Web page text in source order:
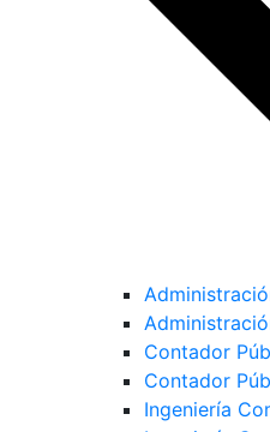
Contador
Contador
Ingeniería